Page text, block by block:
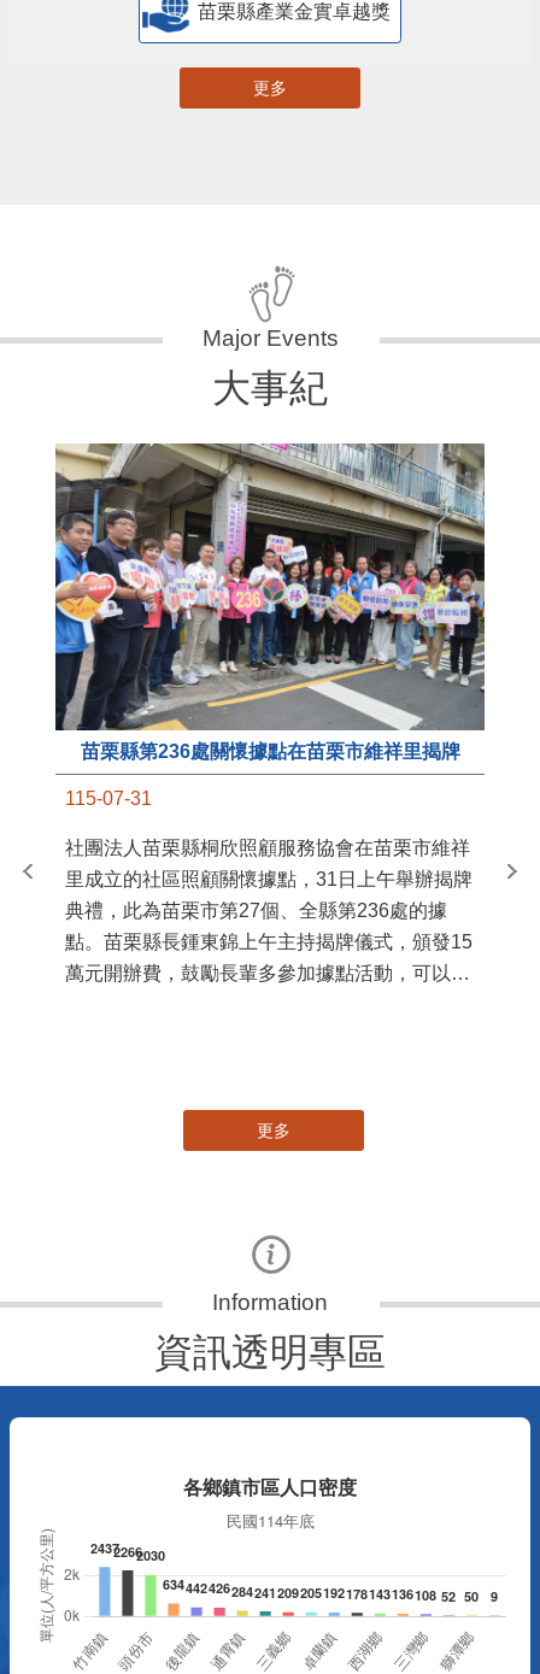
苗栗縣產業金實卓越獎
更多
大事紀
苗栗縣第236處關懷據點在苗栗市維祥里揭牌
115-07-31
社團法人苗栗縣桐欣照顧服務協會在苗栗市維祥
里成立的社區照顧關懷據點，31日上午舉辦揭牌
典禮，此為苗栗市第27個、全縣第236處的據
點。苗栗縣長鍾東錦上午主持揭牌儀式，頒發15
萬元開辦費，鼓勵長輩多參加據點活動，可以更
苗
更多
資訊透明專區